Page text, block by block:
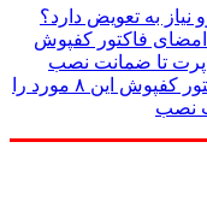
نیاز به تعویض دارد؟
امضای فاکتور کفپوش
قبل از امضای فاکتور کفپوش این ۸ مورد را
نصب